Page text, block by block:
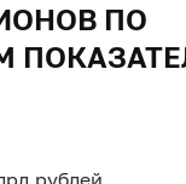
ПО
рублей